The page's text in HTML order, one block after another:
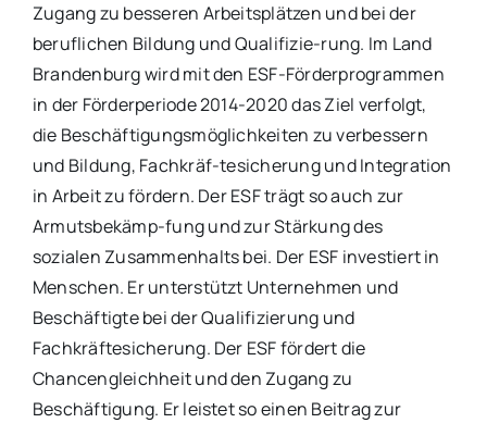
Zugang zu besseren Arbeitsplätzen und bei der
beruflichen Bildung und Qualifizie-rung. Im Land
Brandenburg wird mit den ESF-Förderprogrammen
in der Förderperiode 2014-2020 das Ziel verfolgt,
die Beschäftigungsmöglichkeiten zu verbessern
und Bildung, Fachkräf-tesicherung und Integration
in Arbeit zu fördern. Der ESF trägt so auch zur
Armutsbekämp-fung und zur Stärkung des
sozialen Zusammenhalts bei. Der ESF investiert in
Menschen. Er unterstützt Unternehmen und
Beschäftigte bei der Qualifizierung und
Fachkräftesicherung. Der ESF fördert die
Chancengleichheit und den Zugang zu
Beschäftigung. Er leistet so einen Beitrag zur